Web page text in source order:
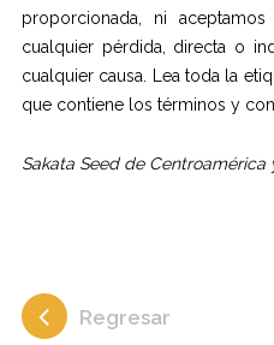
proporcionada, ni
cualquier pérdida, directa o
cualquier causa. Lea toda la
que contiene los términos y
Sakata Seed de Centroamérica
Regresar